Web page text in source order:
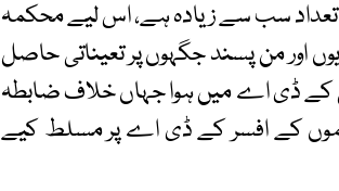
سب سے زیادہ ہے، اس لیے محکمہ
اور من پسند جگہوں پر تعیناتی حاصل
کے ڈی اے میں ہوا جہاں خلاف ضابطہ
کے افسر کے ڈی اے پر مسلط کیے